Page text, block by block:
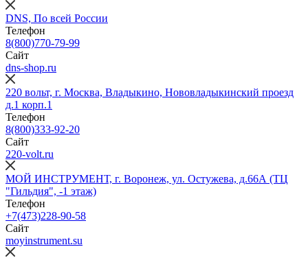
DNS, По всей России
Телефон
8(800)770-79-99
Сайт
dns-shop.ru
220 вольт, г. Москва, Владыкино, Нововладыкинский проезд
д.1 корп.1
Телефон
8(800)333-92-20
Сайт
220-volt.ru
МОЙ ИНСТРУМЕНТ, г. Воронеж, ул. Остужева, д.66А (ТЦ
"Гильдия", -1 этаж)
Телефон
+7(473)228-90-58
Сайт
moyinstrument.su